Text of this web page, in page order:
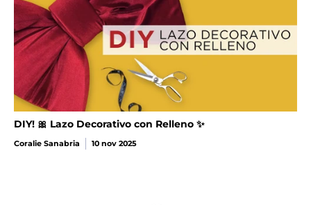
DIY! 🎀 Lazo Decorativo con Relleno ✨
Coralie Sanabria 10 nov 2025